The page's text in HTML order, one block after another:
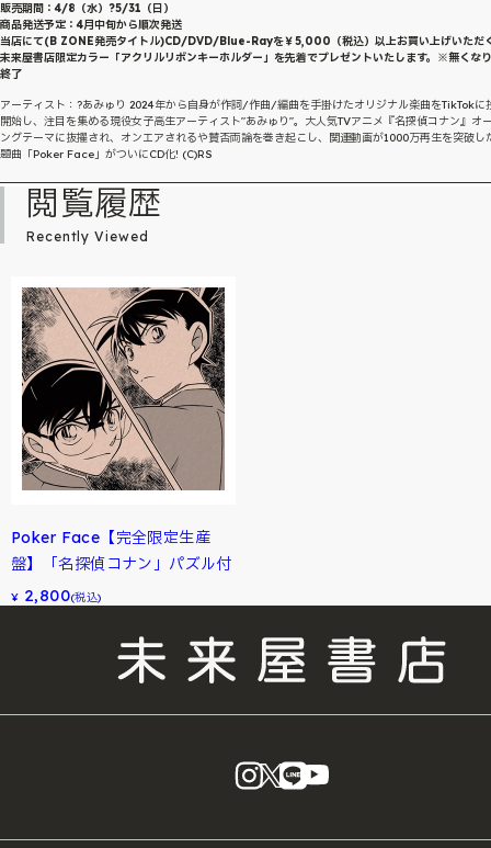
販売期間：4/8（水）?5/31（日）
商品発送予定：4月中旬から順次発送
当店にて(B ZONE発売タイトル)CD/DVD/Blue-Rayを￥5,000（税込）以上お買い上げいただ
未来屋書店限定カラー「アクリルリボンキーホルダー」を先着でプレゼントいたします。※無くな
終了
アーティスト：?あみゅり 2024年から自身が作詞/作曲/編曲を手掛けたオリジナル楽曲をTikTokに
開始し、注目を集める現役女子高生アーティスト"あみゅり"。大人気TVアニメ『名探偵コナン』オ
ングテーマに抜擢され、オンエアされるや賛否両論を巻き起こし、関連動画が1000万再生を突破し
題曲「Poker Face」がついにCD化! (C)RS
閲覧履歴
Recently Viewed
Poker Face【完全限定生産
盤】「名探偵コナン」パズル付
¥ 2,800(税込)
instagram
X LINE